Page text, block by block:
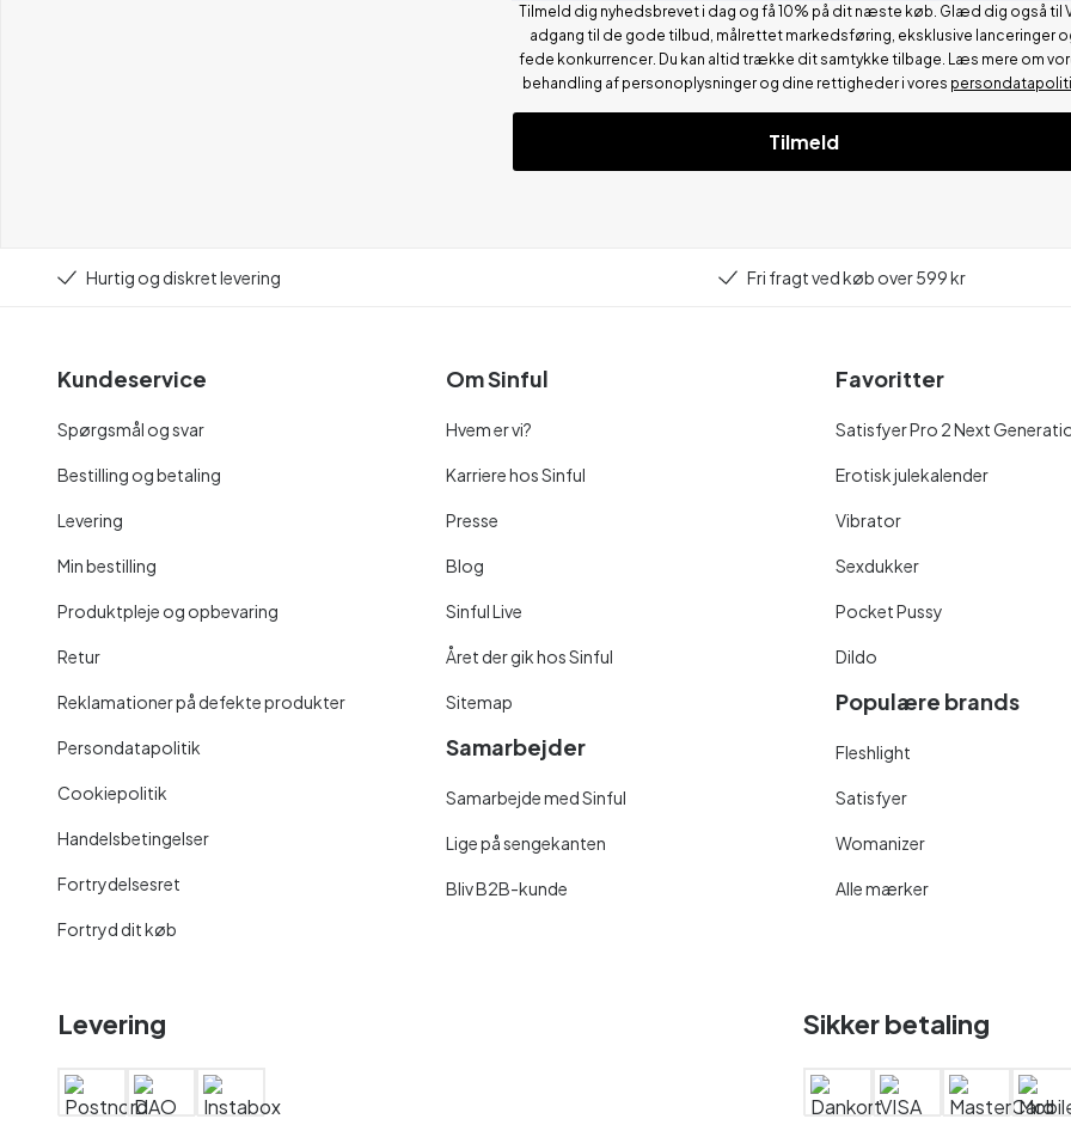
Tilmeld dig nyhedsbrevet i dag og få 10% på dit næste køb. Glæd dig også til
adgang til de gode tilbud, målrettet markedsføring, eksklusive lanceringer
fede konkurrencer. Du kan altid trække dit samtykke tilbage. Læs mere om
behandling af personoplysninger og dine rettigheder i vores
Tilmeld
Hurtig og diskret levering Fri fragt ved køb over 599 kr
Kundeservice
Spørgsmål og svar
Bestilling og betaling
Levering
Min bestilling
Produktpleje og opbevaring
Retur
Reklamationer på defekte produkter
Persondatapolitik
Cookiepolitik
Handelsbetingelser
Fortrydelsesret
Fortryd dit køb
Om Sinful
Hvem er vi?
Karriere hos Sinful
Presse
Blog
Sinful Live
Året der gik hos Sinful
Sitemap
Samarbejder
Samarbejde med Sinful
Lige på sengekanten
Bliv B2B-kunde
Favoritter
Satisfyer Pro 2 Next
Erotisk julekalender
Vibrator
Sexdukker
Pocket Pussy
Dildo
Populære brands
Fleshlight
Satisfyer
Womanizer
Alle mærker
Levering Sikker betaling